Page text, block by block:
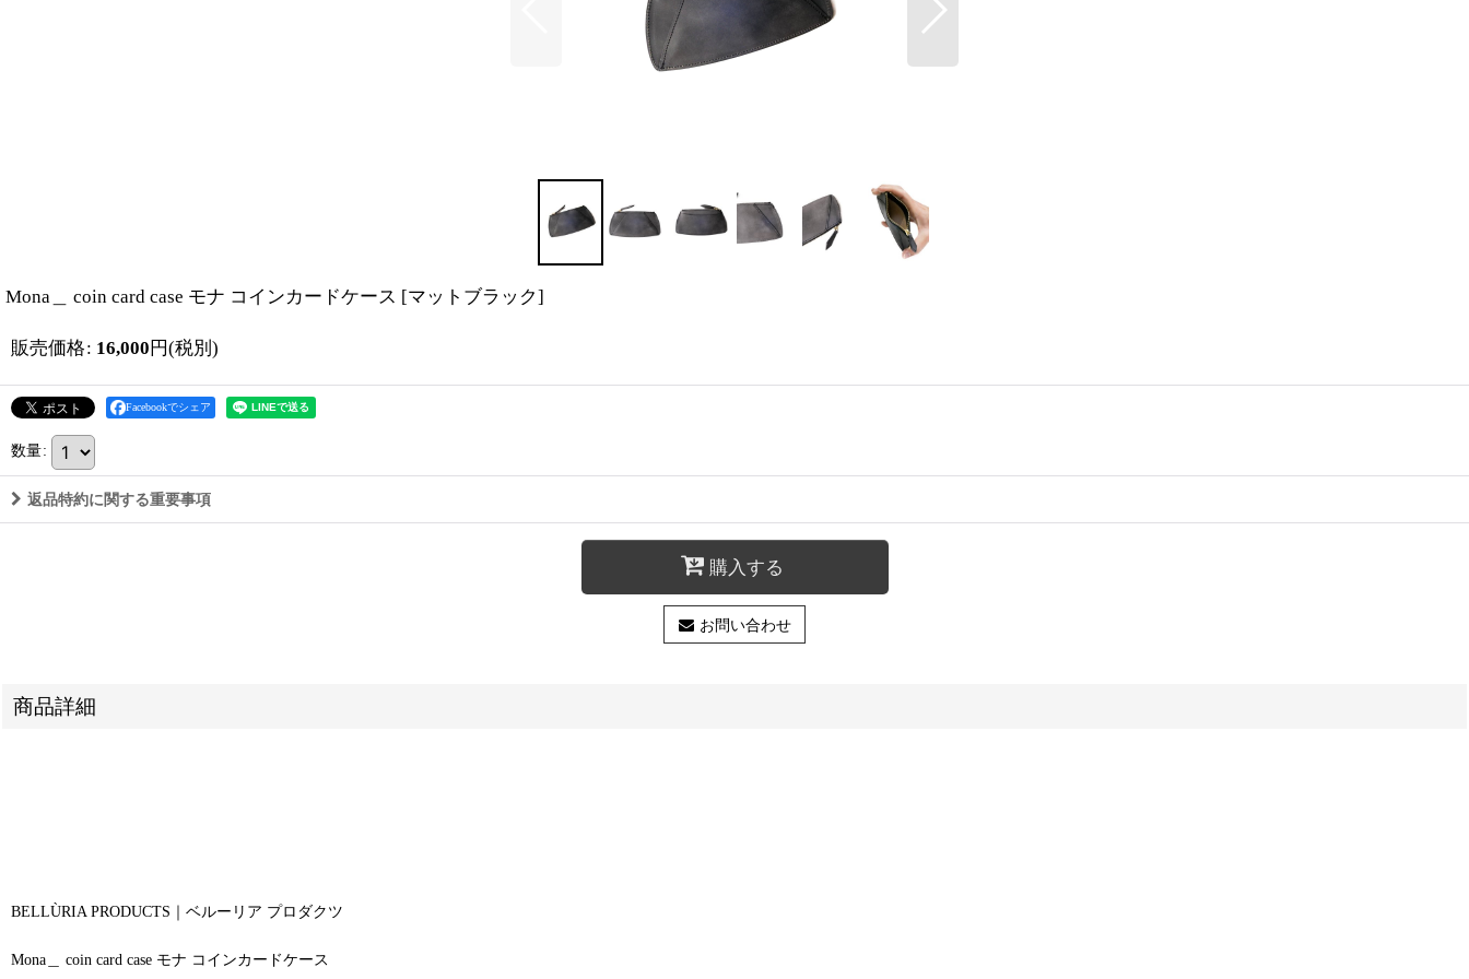
Mona＿ coin card case モナ コインカードケース [マットブラック]
販売価格: 16,000 円(税別)
Facebookでシェア
数量:
返品特約に関する重要事項
購入する
お問い合わせ
商品詳細
BELLÙRIA PRODUCTS｜ベルーリア プロダクツ
Mona＿ coin card case モナ コインカードケース